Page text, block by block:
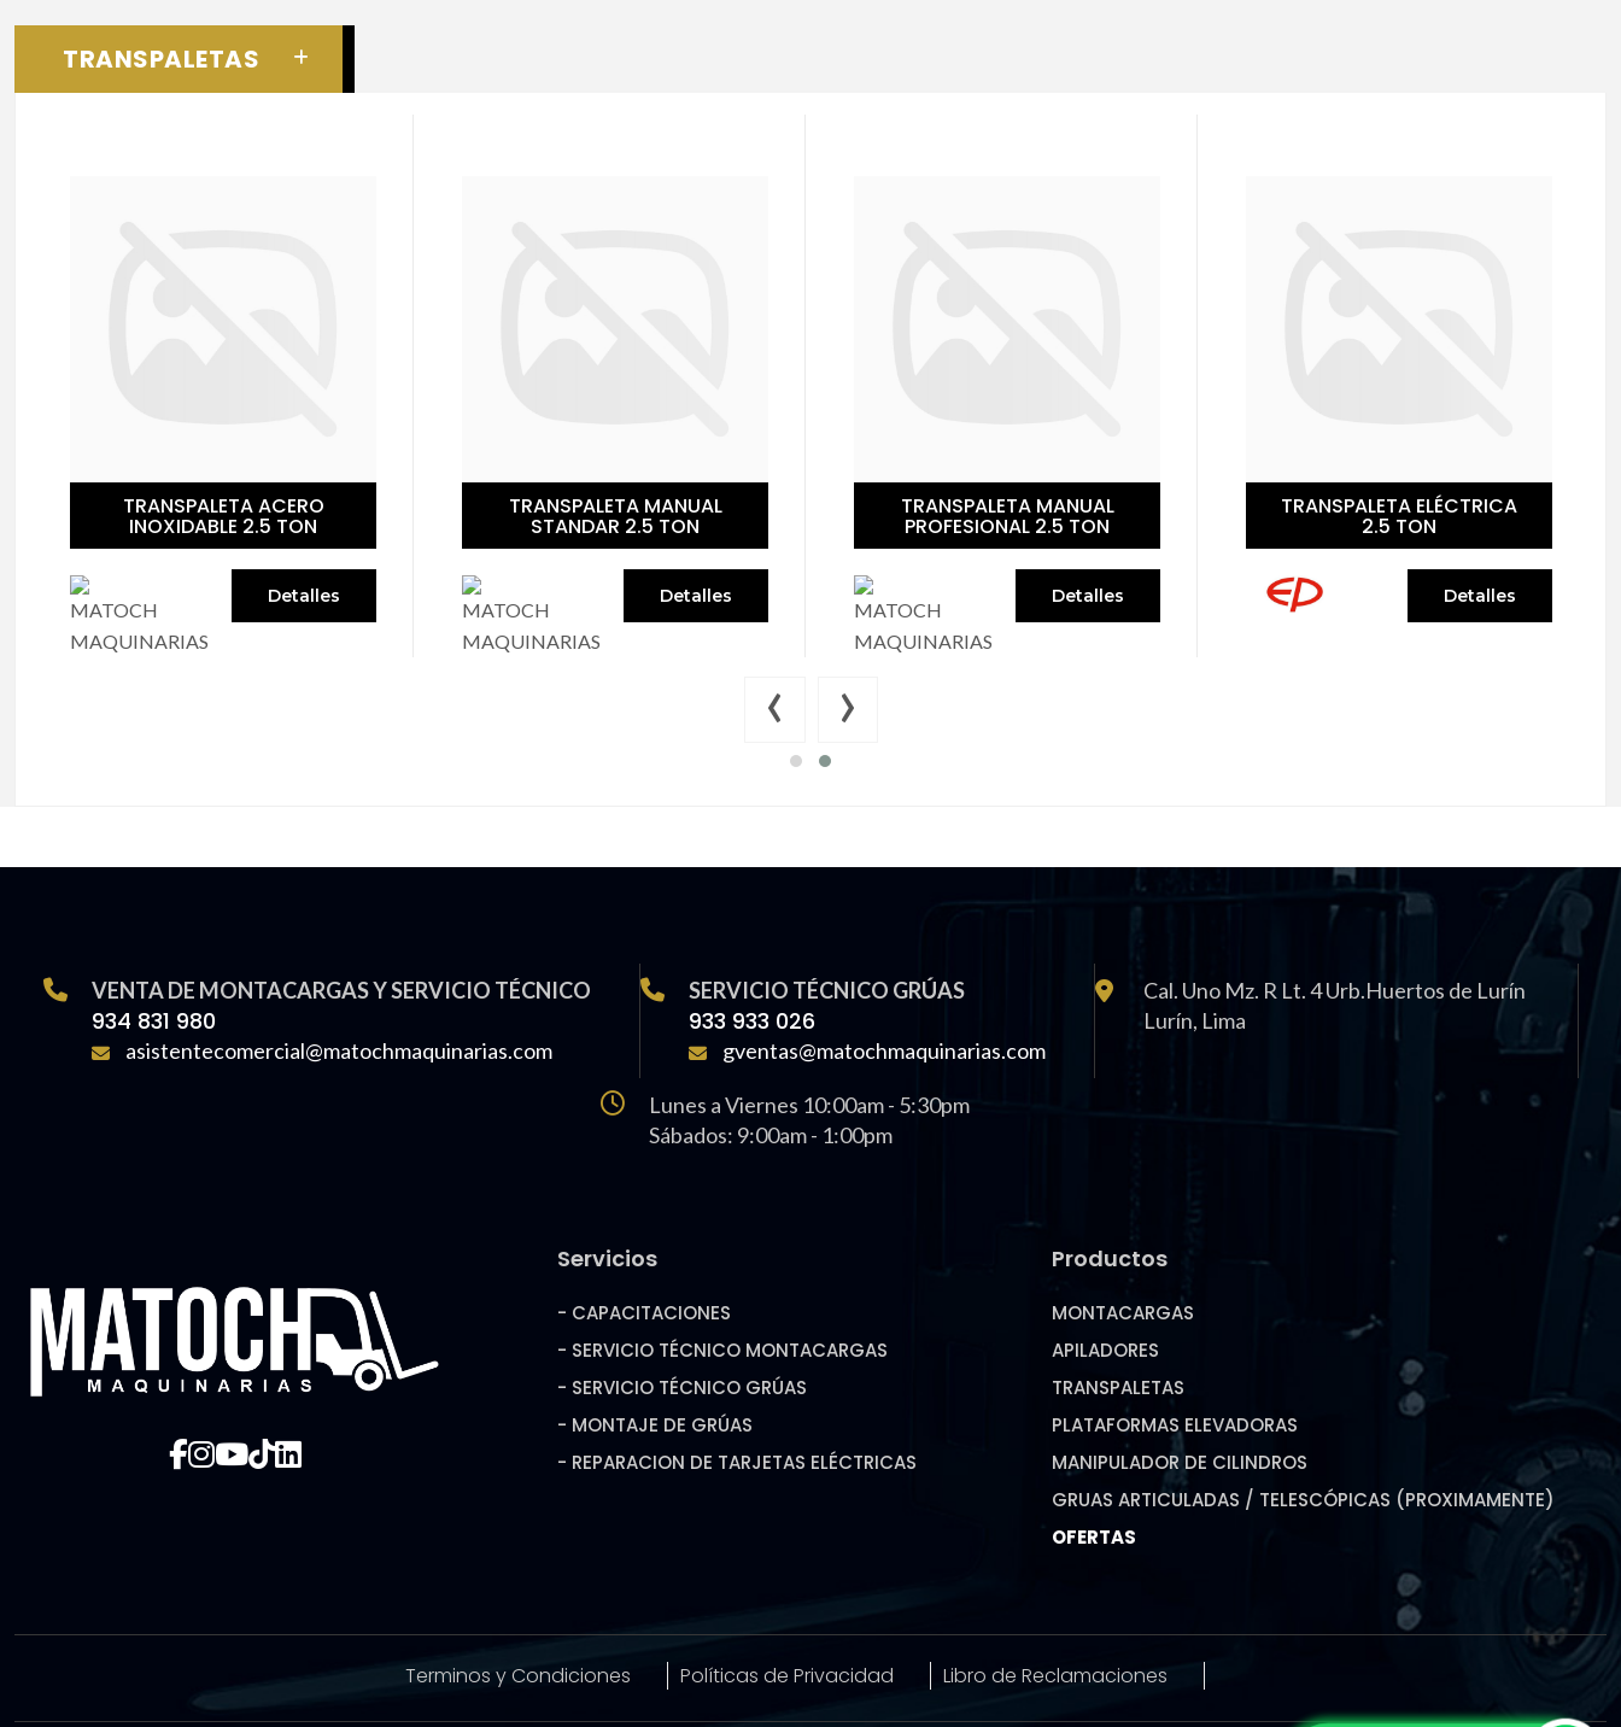
TRANSPALETAS
TRANSPALETA MANUAL
STANDAR 2.5 TON
Detalles
TRANSPALETA MANUAL
PROFESIONAL 2.5 TON
Detalles
TRANSPALETA ELÉCTRICA
2.5 TON
Detalles
TRANSPALETA ELÉCTRICA
F4 1.5 TON
Detalles
‹ ›
VENTA DE MONTACARGAS Y SERVICIO TÉCNICO
934 831 980
asistentecomercial@matochmaquinarias.com
SERVICIO TÉCNICO GRÚAS
933 933 026
gventas@matochmaquinarias.com
Cal. Uno Mz. R Lt. 4 Urb.Huertos de Lurín
Lurí­n, Lima
Lunes a Viernes 10:00am - 5:30pm
Sábados: 9:00am - 1:00pm
Servicios
- CAPACITACIONES
- SERVICIO TÉCNICO MONTACARGAS
- SERVICIO TÉCNICO GRÚAS
- MONTAJE DE GRÚAS
- REPARACION DE TARJETAS ELÉCTRICAS
Productos
MONTACARGAS
APILADORES
TRANSPALETAS
PLATAFORMAS ELEVADORAS
MANIPULADOR DE CILINDROS
GRUAS ARTICULADAS / TELESCÓPICAS (PROXIMAMENTE)
OFERTAS
Terminos y Condiciones Políticas de Privacidad Libro de Reclamaciones